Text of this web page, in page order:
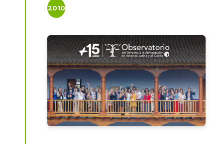
2010